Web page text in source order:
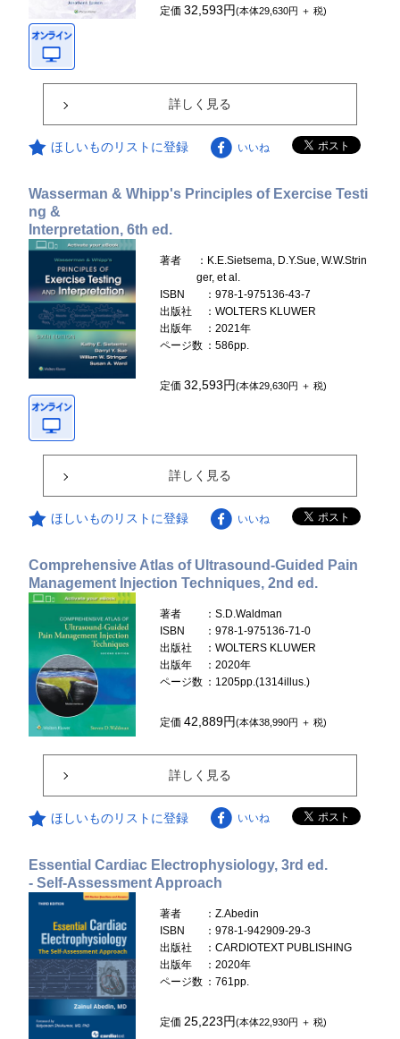
定価32,593円(本体29,630円 ＋ 税)
詳しく見る
ほしいものリストに登録 いいね
Wasserman & Whipp's Principles of Exercise Testi
ng &
Interpretation, 6th ed.
著者
：K.E.Sietsema, D.Y.Sue, W.W.Strin
ger, et al.
ISBN
：978-1-975136-43-7
出版社
：WOLTERS KLUWER
出版年
：2021年
ページ数 ：586pp.
定価32,593円(本体29,630円 ＋ 税)
詳しく見る
ほしいものリストに登録 いいね
Comprehensive Atlas of Ultrasound-Guided Pain
Management Injection Techniques, 2nd ed.
著者
：S.D.Waldman
ISBN
：978-1-975136-71-0
出版社
：WOLTERS KLUWER
出版年
：2020年
ページ数 ：1205pp.(1314illus.)
定価42,889円(本体38,990円 ＋ 税)
詳しく見る
ほしいものリストに登録 いいね
Essential Cardiac Electrophysiology, 3rd ed.
- Self-Assessment Approach
著者
：Z.Abedin
ISBN
：978-1-942909-29-3
出版社
：CARDIOTEXT PUBLISHING
出版年
：2020年
ページ数 ：761pp.
定価 25,223円(本体22,930円 ＋ 税)